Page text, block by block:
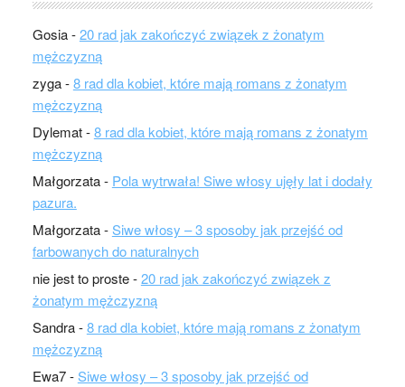
Gosia-20 rad jak zakończyć związek z żonatym
mężczyzną
zyga-8 rad dla kobiet, które mają romans z żonatym
mężczyzną
Dylemat-8 rad dla kobiet, które mają romans z żonatym
mężczyzną
Małgorzata- Pola wytrwała! Siwe włosy ujęły lat i dodały
pazura.
Małgorzata-Siwe włosy – 3 sposoby jak przejść od
farbowanych do naturalnych
nie jest to proste-20 rad jak zakończyć związek z
żonatym mężczyzną
Sandra-8 rad dla kobiet, które mają romans z żonatym
mężczyzną
Ewa7-Siwe włosy – 3 sposoby jak przejść od